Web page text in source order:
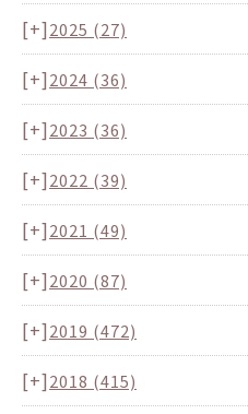
[+]2025 (27)
[+]2024 (36)
[+]2023 (36)
[+]2022 (39)
[+]2021 (49)
[+]2020 (87)
[+]2019 (472)
[+]2018 (415)